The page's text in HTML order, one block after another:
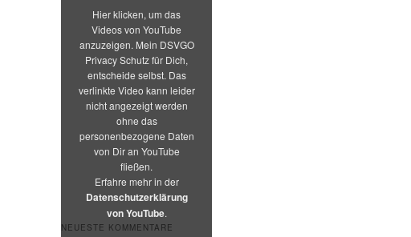
YouTube
anzeigen
Hier klicken, um das
Videos von YouTube
anzuzeigen. Mein DSVGO
Privacy Schutz für Dich,
entscheide selbst. Das
verlinkte Video kann leider
nicht angezeigt werden
ohne das
personenbezogene Daten
von Dir an YouTube
fließen.
Erfahre mehr in der
Datenschutzerklärung
von YouTube.
NEUESTE KOMMENTARE